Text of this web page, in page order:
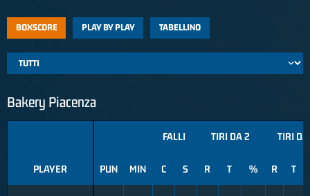
BOXSCORE PLAY BY PLAY TABELLINO
Bakery Piacenza
PLAYER
FALLI TIRI DA 2 TIRI
PUN MIN C S R T % R T